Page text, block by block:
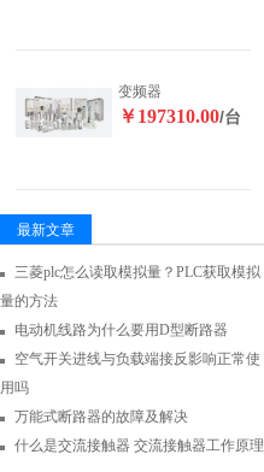
变频器
￥197310.00/台
最新文章
三菱plc怎么读取模拟量？PLC获取模拟
量的方法
电动机线路为什么要用D型断路器
空气开关进线与负载端接反影响正常使
用吗
万能式断路器的故障及解决
什么是交流接触器 交流接触器工作原理